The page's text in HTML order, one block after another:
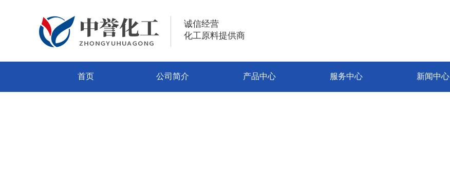
诚信经营
化工原料提供商
首页 公司简介 产品中心 服务中心 新闻中心